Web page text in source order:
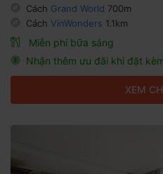
Cách Grand World 700m
Cách VinWonders 1.1km
Miễn phí bữa sáng
Nhận thêm ưu đãi khi đặt
XEM